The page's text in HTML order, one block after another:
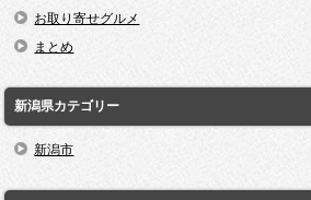
お取り寄せグルメ
まとめ
新潟県カテゴリー
新潟市